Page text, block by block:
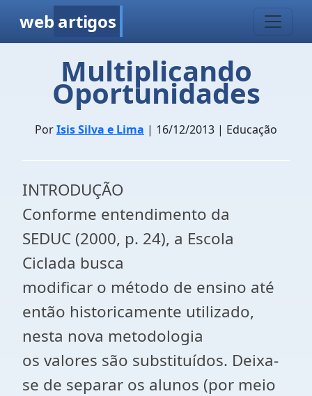
web artigos
Multiplicando
Oportunidades
PorIsis Silva e Lima | 16/12/2013 | Educação
INTRODUÇÃO
Conforme entendimento da
SEDUC (2000, p. 24), a Escola
Ciclada busca
modificar o método de ensino até
então historicamente utilizado,
nesta nova metodologia
os valores são substituídos. Deixa-
se de separar os alunos (por meio